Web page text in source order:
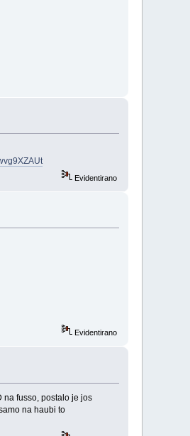
Evidentirano
Evidentirano
na fusso, postalo je jos
na haubi to